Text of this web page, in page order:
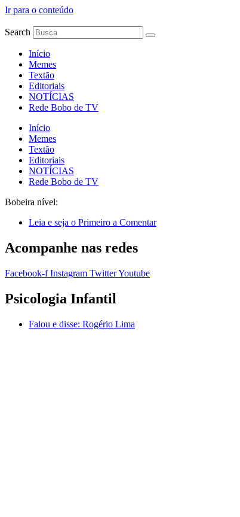
Ir para o conteúdo
Search
Início
Memes
Textão
Editoriais
NOTÍCIAS
Rede Bobo de TV
Início
Memes
Textão
Editoriais
NOTÍCIAS
Rede Bobo de TV
Bobeira nível:
Leia e seja o Primeiro a Comentar
Acompanhe nas redes
Facebook-f Instagram TwitterYoutube
Psicologia Infantil
Falou e disse: Rogério Lima